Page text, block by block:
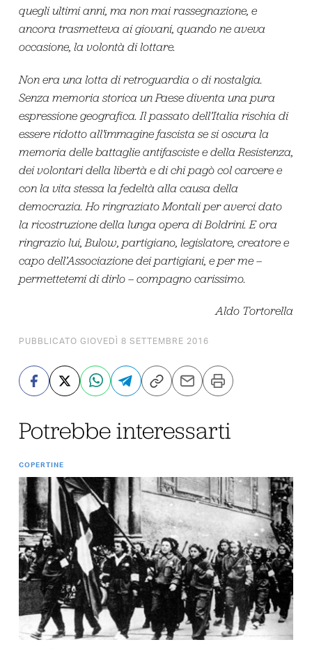
quegli ultimi anni, ma non mai rassegnazione, e
ancora trasmetteva ai giovani, quando ne aveva
occasione, la volontà di lottare.
Non era una lotta di retroguardia o di nostalgia.
Senza memoria storica un Paese diventa una pura
espressione geografica. Il passato dell’Italia rischia di
essere ridotto all’immagine fascista se si oscura la
memoria delle battaglie antifasciste e della Resistenza,
dei volontari della libertà e di chi pagò col carcere e
con la vita stessa la fedeltà alla causa della
democrazia. Ho ringraziato Montali per averci dato
la ricostruzione della lunga opera di Boldrini. E ora
ringrazio lui, Bulow, partigiano, legislatore, creatore e
capo dell’Associazione dei partigiani, e per me –
permettetemi di dirlo – compagno carissimo.
Aldo Tortorella
PUBBLICATO GIOVEDÌ 8 SETTEMBRE 2016
Potrebbe interessarti
COPERTINE